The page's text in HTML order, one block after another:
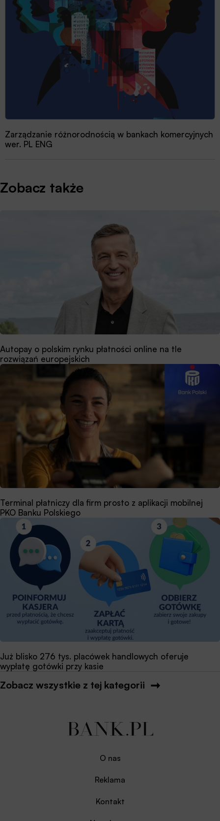
Zarządzanie różnorodnością w bankach komercyjnych
wer. PL ENG
Zobacz także
Autopay o polskim rynku płatności online na tle
rozwiązań europejskich
Terminal płatniczy dla firm prosto z aplikacji mobilnej
PKO Banku Polskiego
Już blisko 276 tys. placówek handlowych oferuje
wypłatę gotówki przy kasie
Zobacz wszystkie z tej kategorii
O nas
Reklama
Kontakt